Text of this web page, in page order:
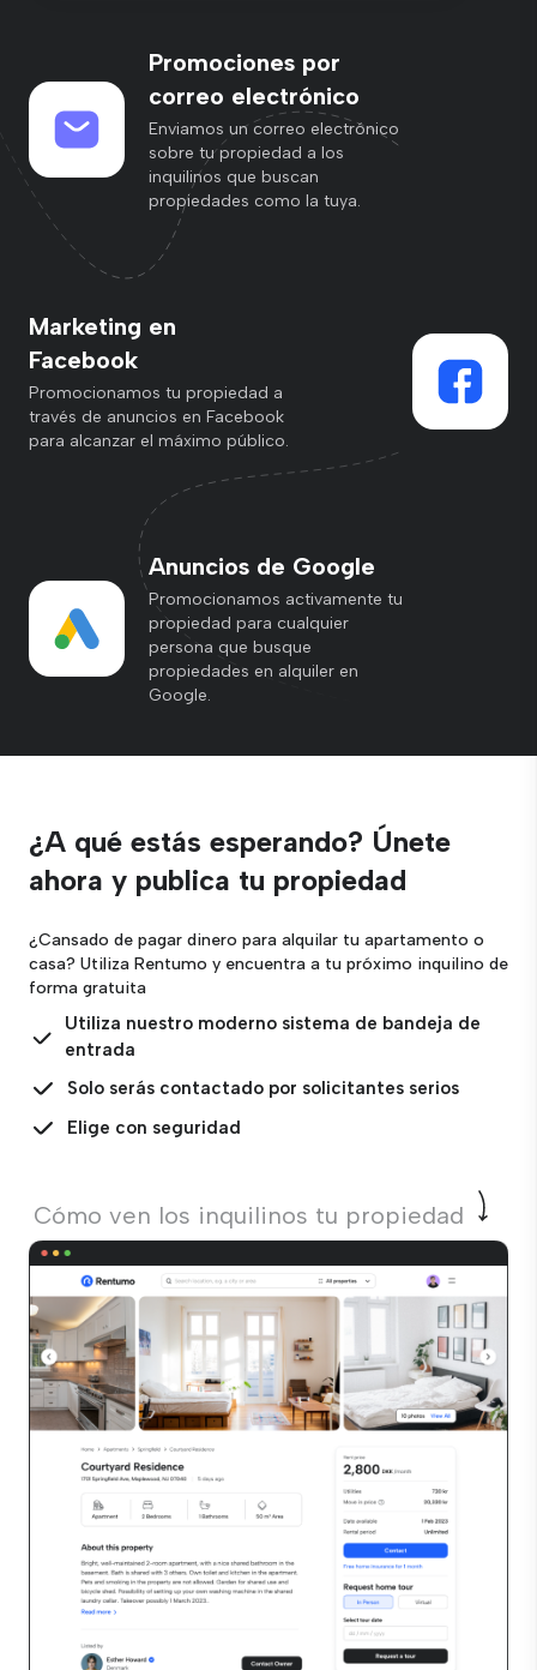
Promociones por
correo electrónico
Enviamos un correo electrónico
sobre tu propiedad a los
inquilinos que buscan
propiedades como la tuya.
Marketing en
Facebook
Promocionamos tu propiedad a
través de anuncios en Facebook
para alcanzar el máximo público.
Anuncios de Google
Promocionamos activamente tu
propiedad para cualquier
persona que busque
propiedades en alquiler en
Google.
¿A qué estás esperando? Únete
ahora y publica tu propiedad
¿Cansado de pagar dinero para alquilar tu apartamento o
casa? Utiliza Rentumo y encuentra a tu próximo inquilino de
forma gratuita
Utiliza nuestro moderno sistema de bandeja de
entrada
Solo serás contactado por solicitantes serios
Elige con seguridad
Cómo ven los inquilinos tu propiedad